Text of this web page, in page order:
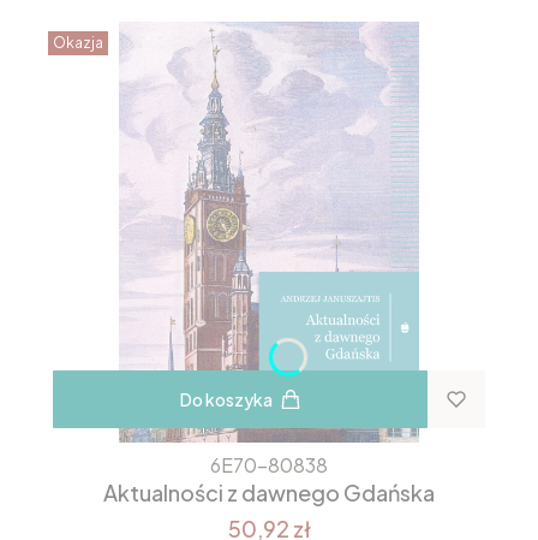
Okazja
Do koszyka
6E70-80838
Aktualności z dawnego Gdańska
50,92 zł